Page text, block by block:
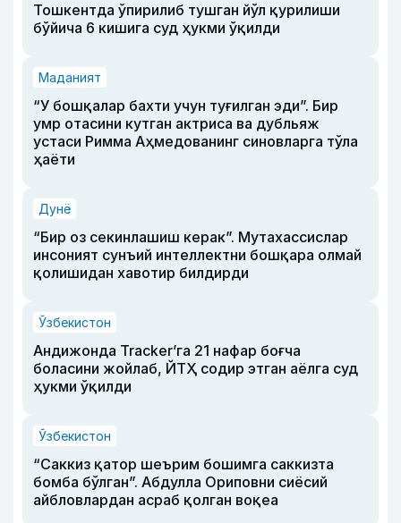
Тошкентда ўпирилиб тушган йўл қурилиши
бўйича 6 кишига суд ҳукми ўқилди
Маданият
“У бошқалар бахти учун туғилган эди”. Бир
умр отасини кутган актриса ва дубльяж
устаси Римма Аҳмедованинг синовларга тўла
ҳаёти
Дунё
“Бир оз секинлашиш керак”. Мутахассислар
инсоният сунъий интеллектни бошқара олмай
қолишидан хавотир билдирди
Ўзбекистон
Андижонда Tracker’га 21 нафар боғча
боласини жойлаб, ЙТҲ содир этган аёлга суд
ҳукми ўқилди
Ўзбекистон
“Саккиз қатор шеърим бошимга саккизта
бомба бўлган”. Абдулла Ориповни сиёсий
айбловлардан асраб қолган воқеа